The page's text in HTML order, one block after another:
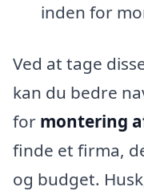
inden for
Ved at tage
kan du bedre
for montering
finde et firma,
og budget.